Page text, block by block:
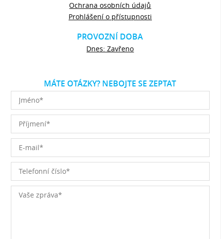
Ochrana osobních údajů
Prohlášení o přístupnosti
PROVOZNÍ DOBA
Dnes: Zavřeno
MÁTE OTÁZKY? NEBOJTE SE ZEPTAT